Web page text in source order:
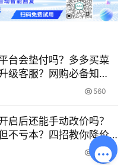
台会垫付吗？多多买菜
级客服？网购必备知
560
启后还能手动改价吗？
不亏本？四招教你降价
314